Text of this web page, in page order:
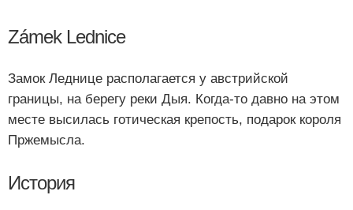
Zámek Lednice
Замок Леднице располагается у австрийской
границы, на берегу реки Дыя. Когда-то давно на этом
месте высилась готическая крепость, подарок короля
Пржемысла.
История